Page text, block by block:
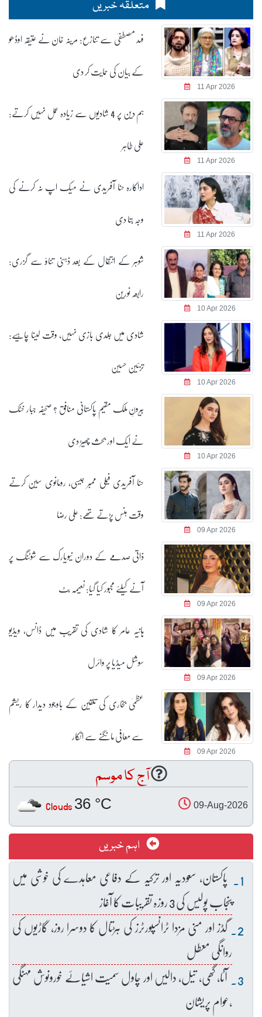
متعلقہ خبریں
11 Apr 2026
فہد مصطفیٰ سے تنازع: مرینہ خان نے عتیقہ اوڈھو
کے بیان کی حمایت کر دی
11 Apr 2026
ہم دین پر 4 شادیوں سے زیادہ عمل نہیں کرتے:
علی طاہر
11 Apr 2026
اداکارہ حنا آفریدی نے میک اپ نہ کرنے کی
وجہ بتا دی
10 Apr 2026
شوہر کے انتقال کے بعد ذہنی تناؤ سے گزری:
رابعہ نورین
10 Apr 2026
شادی میں جلدی بازی نہیں، وقت لینا چاہیے:
تزئین حسین
10 Apr 2026
بیرونِ ملک مقیم پاکستانی منافق ؟ صحیفہ جبار خٹک
نے ایک اور بحث چھیڑ دی
09 Apr 2026
حنا آفریدی فیملی ممبر جیسی، رومانوی سین کرتے
وقت ہنس پڑتے تھے: علی رضا
09 Apr 2026
ذاتی صدمے کے دوران نیویارک سے شوٹنگ پر
آنے کیلئے مجبور کیا گیا: نعیمہ بٹ
09 Apr 2026
ہانیہ عامر کا شادی کی تقریب میں ڈانس، ویڈیو
سوشل میڈیا پر وائرل
09 Apr 2026
عظمیٰ بخاری کی تلقین کے باوجود دیدار کا ریشم
سے معافی مانگنے سے انکار
آج کا موسم
09-Aug-2026
36 °C
Clouds
اہم خبریں
پاکستان، سعودیہ اور ترکیہ کے دفاعی معاہدے کی خوشی میں
پنجاب پولیس کی 3 روزہ تقریبات کا آغاز
گڈز اور منی مزدا ٹرانسپورٹرز کی ہڑتال کا دوسرا روز، گاڑیوں کی
روانگی معطل
آٹا، گھی، تیل، دالیں اور چاول سمیت اشیائے خورونوش مہنگی
،عوام پریشان